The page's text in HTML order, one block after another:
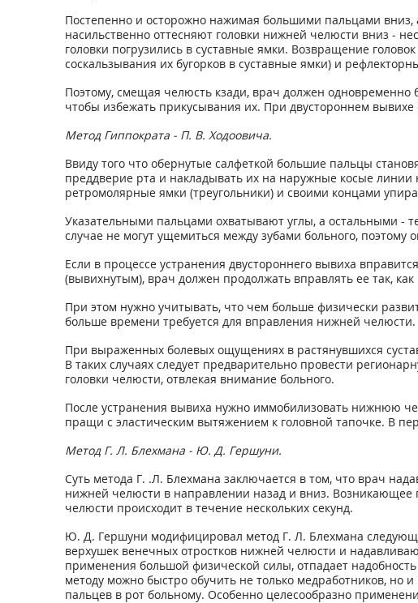
Постепенно и осторожно нажимая большими пальцами
насильственно оттесняют головки нижней челюсти вниз -
головки погрузились в суставные ямки. Возвращение
соскальзывания их бугорков в суставные ямки) и
Поэтому, смещая челюсть кзади, врач должен
чтобы избежать прикусывания их. При двустороннем
Метод Гиппократа - П. В. Ходоовича.
Ввиду того что обернутые салфеткой большие пальцы
преддверие рта и накладывать их на наружные косые
ретромолярные ямки (треугольники) и своими концами
Указательными пальцами охватывают углы, а остальными -
случае не могут ущемиться между зубами больного,
Если в процессе устранения двустороннего вывиха
(вывихнутым), врач должен продолжать вправлять ее так,
При этом нужно учитывать, что чем больше физически
больше времени требуется для вправления нижней челюсти.
При выраженных болевых ощущениях в растянувшихся
В таких случаях следует предварительно провести
головки челюсти, отвлекая внимание больного.
После устранения вывиха нужно иммобилизовать нижнюю
пращи с эластическим вытяжением к головной тапочке. В
Метод Г. Л. Блехмана - Ю. Д. Гершуни.
Суть метода Г. .Л. Блехмана заключается в том, что врач
нижней челюсти в направлении назад и вниз.
челюсти происходит в течение нескольких секунд.
Ю. Д. Гершуни модифицировал метод Г. Л. Блехмана
верхушек венечных отростков нижней челюсти и
применения большой физической силы, отпадает
методу можно быстро обучить не только медработников, но
пальцев в рот больному. Особенно целесообразно